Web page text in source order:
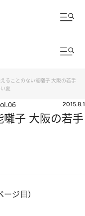
ることのない能囃子 大阪の若手
夏
2015.8.1
子 大阪の若手
ジ目）